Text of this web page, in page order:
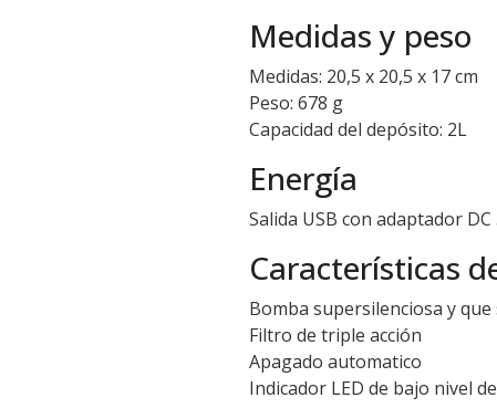
Medidas y peso
Medidas: 20,5 x 20,5 x 17 cm
Peso: 678 g
Capacidad del depósito: 2L
Energía
Salida USB con adaptador
Características
Bomba supersilenciosa y que
Filtro de triple acción
Apagado automatico
Indicador LED de bajo nivel